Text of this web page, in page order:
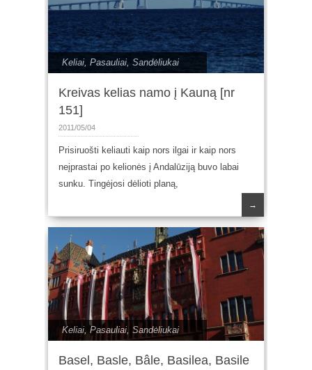
Keliai Pasauliai Sandėliukai
Kreivas kelias namo į Kauną [nr
151]
2011/05/04
Prisiruošti keliauti kaip nors ilgai ir kaip nors
neįprastai po kelionės į Andalūziją buvo labai
sunku. Tingėjosi dėlioti planą,
→
Keliai, Pasauliai, Sandėliukai
Basel, Basle, Bâle, Basilea, Basile